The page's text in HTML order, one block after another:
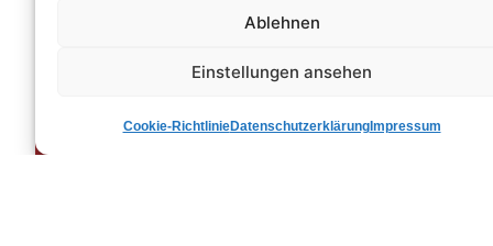
Ablehnen
Einstellungen ansehen
Cookie-RichtlinieDatenschutzerklärungImpressum